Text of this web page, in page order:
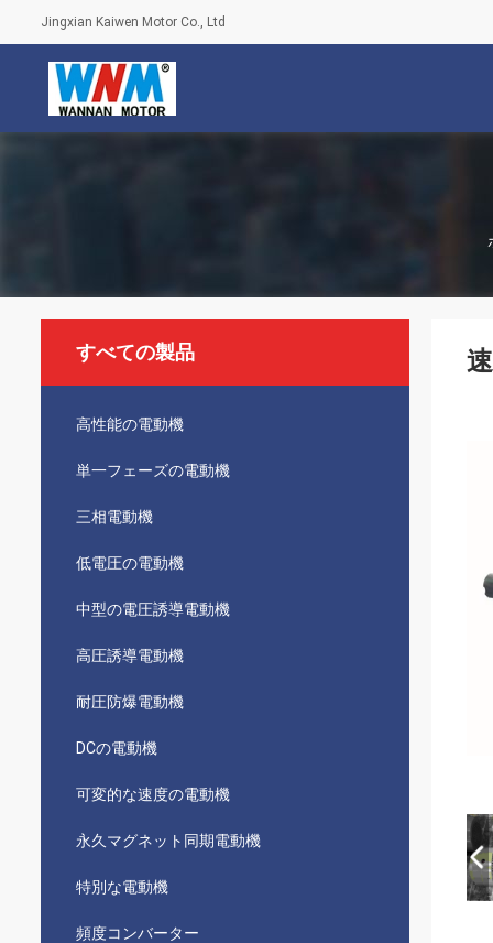
Jingxian Kaiwen Motor Co., Ltd
すべての製品
高性能の電動機
単一フェーズの電動機
三相電動機
低電圧の電動機
中型の電圧誘導電動機
高圧誘導電動機
耐圧防爆電動機
DCの電動機
可変的な速度の電動機
永久マグネット同期電動機
特別な電動機
頻度コンバーター